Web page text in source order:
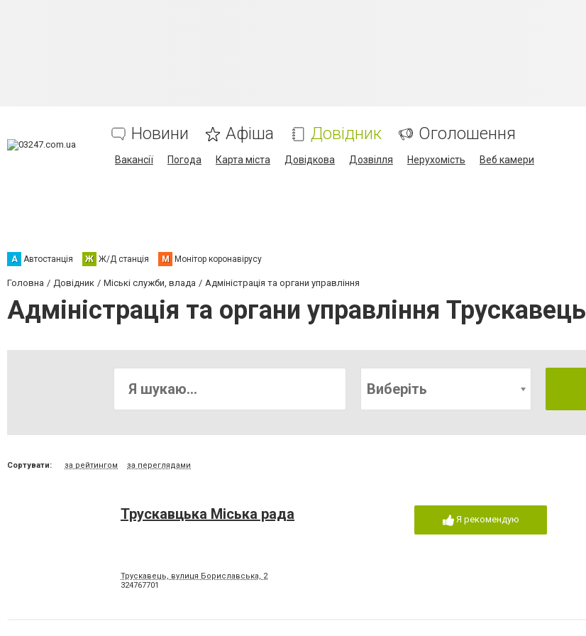
Новини Афіша Довідник Оголошення
Вакансії Погода Карта міста Довідкова Дозвілля Нерухомість Веб камери
А Автостанція Ж Ж/Д станція М Монітор коронавірусу
Головна Довідник Міські служби, влада Адміністрація та органи управління
Адміністрація та органи управління Трускавець
Виберіть
Сортувати: за рейтингом за переглядами
Трускавцька Міська рада
Трускавець, вулиця Бориславська, 2
324767701
Я рекомендую